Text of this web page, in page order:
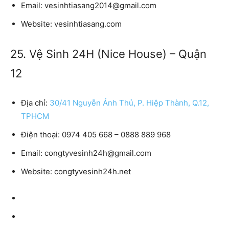
Email: vesinhtiasang2014@gmail.com
Website: vesinhtiasang.com
25. Vệ Sinh 24H (Nice House) – Quận
12
Địa chỉ: 30/41 Nguyễn Ảnh Thủ, P. Hiệp Thành, Q.12,
TPHCM
Điện thoại: 0974 405 668 – 0888 889 968
Email: congtyvesinh24h@gmail.com
Website: congtyvesinh24h.net